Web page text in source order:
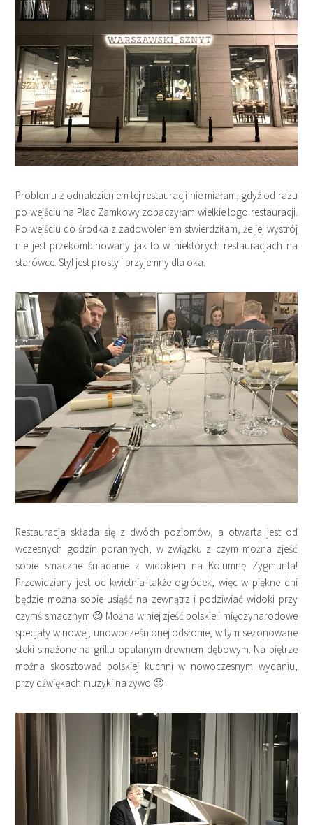
Problemu z odnalezieniem tej restauracji nie miałam, gdyż od razu
po wejściu na Plac Zamkowy zobaczyłam wielkie logo restauracji.
Po wejściu do środka z zadowoleniem stwierdziłam, że jej wystrój
nie jest przekombinowany jak to w niektórych restauracjach na
starówce. Styl jest prosty i przyjemny dla oka.
Restauracja składa się z dwóch poziomów, a otwarta jest od
wczesnych godzin porannych, w związku z czym można zjeść
sobie smaczne śniadanie z widokiem na Kolumnę Zygmunta!
Przewidziany jest od kwietnia także ogródek, więc w piękne dni
będzie można sobie usiąść na zewnątrz i podziwiać widoki przy
czymś smacznym 😉 Można w niej zjeść polskie i międzynarodowe
specjały w nowej, unowocześnionej odsłonie, w tym sezonowane
steki smażone na grillu opalanym drewnem dębowym. Na piętrze
można skosztować polskiej kuchni w nowoczesnym wydaniu,
przy dźwiękach muzyki na żywo 🙂